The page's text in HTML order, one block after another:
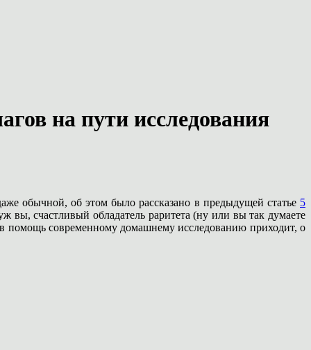
на пути исследования
обычной, об этом было рассказано в предыдущей статье 5
вы, счастливый обладатель раритета (ну или вы так думаете
в помощь современному домашнему исследованию приходит, о